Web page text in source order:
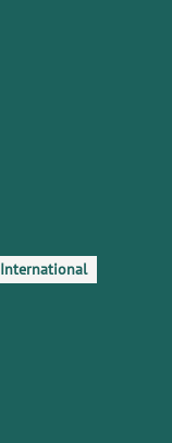
International